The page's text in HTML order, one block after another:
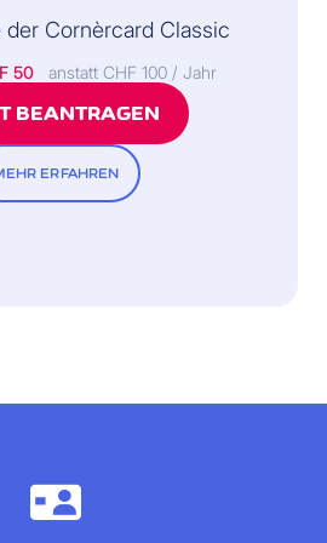
der Cornèrcard Classic
50 anstatt CHF 100 / Jahr
BEANTRAGEN
ERFAHREN